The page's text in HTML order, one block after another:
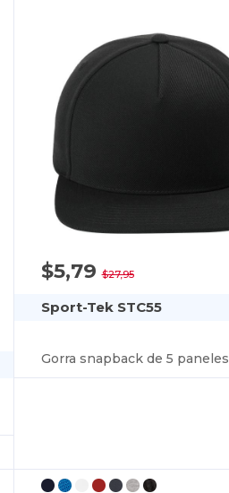
$5,79$27,95
Sport-Tek STC55
Gorra snapback de 5 paneles